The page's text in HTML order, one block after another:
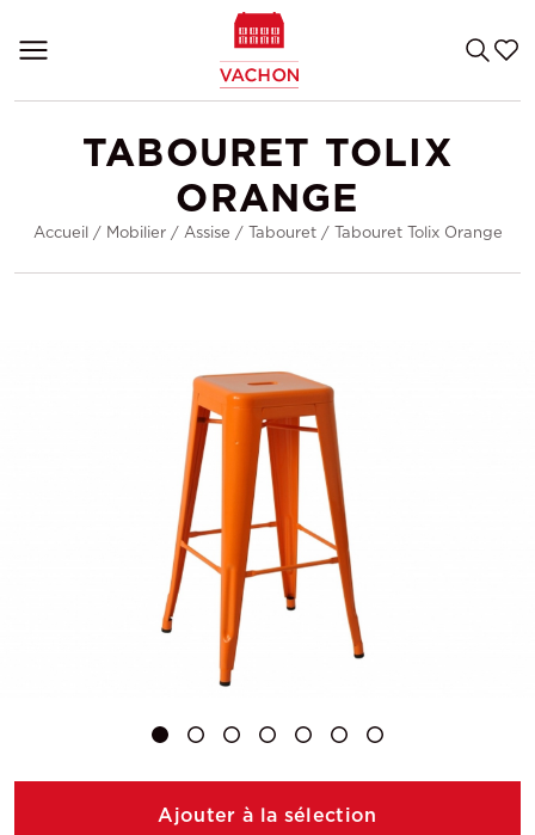
TABOURET TOLIX
ORANGE
Accueil / Mobilier/ Assise / Tabouret/ Tabouret Tolix Orange
Ajouter à la sélection